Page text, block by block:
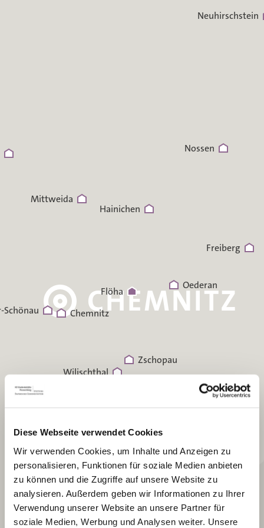
Diese Webseite verwendet Cookies
Wir verwenden Cookies, um Inhalte und Anzeigen zu
personalisieren, Funktionen für soziale Medien anbieten
zu können und die Zugriffe auf unsere Website zu
analysieren. Außerdem geben wir Informationen zu Ihrer
Verwendung unserer Website an unsere Partner für
soziale Medien, Werbung und Analysen weiter. Unsere
Oederan
Zschopau
Wilischthal
Schönau
Nossen
Mittweida
Neuhirschstein
Freiberg
Flöha
Hainichen
Chemnitz